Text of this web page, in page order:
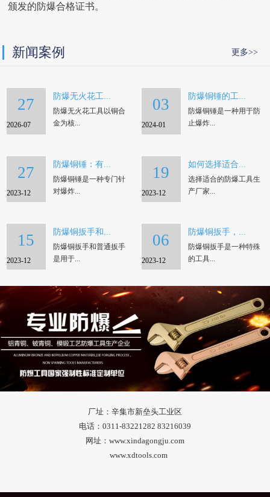
颁发的防爆合格证书。
新闻案例 更多>>
27
2026-07
防爆无火花工...
防爆无火花工具以铜合
金为核...
03
2024-01
防爆铜锤的工...
防爆铜锤是一种用于防
止爆炸...
27
2023-12
防爆铜锤：有...
防爆铜锤是一种专门针
对爆炸...
19
2023-12
如何选择适合...
选择适合的防爆工具生
产厂家...
15
2023-12
防爆铜扳手和...
防爆铜扳手和普通扳手
是用于...
06
2023-12
防爆铜扳手，...
防爆铜扳手是一种特殊
的工具...
厂址：辛集市新垒头工业区
电话：0311-83221282 83216039
网址：www.xindagongju.com
www.xdtools.com